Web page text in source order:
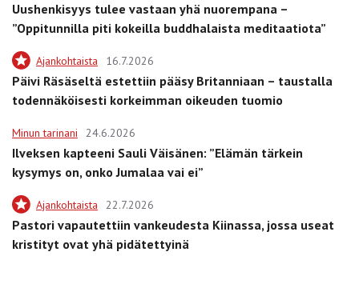
Uushenkisyys tulee vastaan yhä nuorempana –
”Oppitunnilla piti kokeilla buddhalaista meditaatiota”
Ajankohtaista 16.7.2026
Päivi Räsäseltä estettiin pääsy Britanniaan – taustalla
todennäköisesti korkeimman oikeuden tuomio
Minun tarinani 24.6.2026
Ilveksen kapteeni Sauli Väisänen: ”Elämän tärkein
kysymys on, onko Jumalaa vai ei”
Ajankohtaista 22.7.2026
Pastori vapautettiin vankeudesta Kiinassa, jossa useat
kristityt ovat yhä pidätettyinä